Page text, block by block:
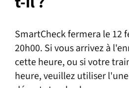
SmartCheck fermera le 12
20h00. Si vous arrivez à
cette heure, ou si votre
heure, veuillez utiliser